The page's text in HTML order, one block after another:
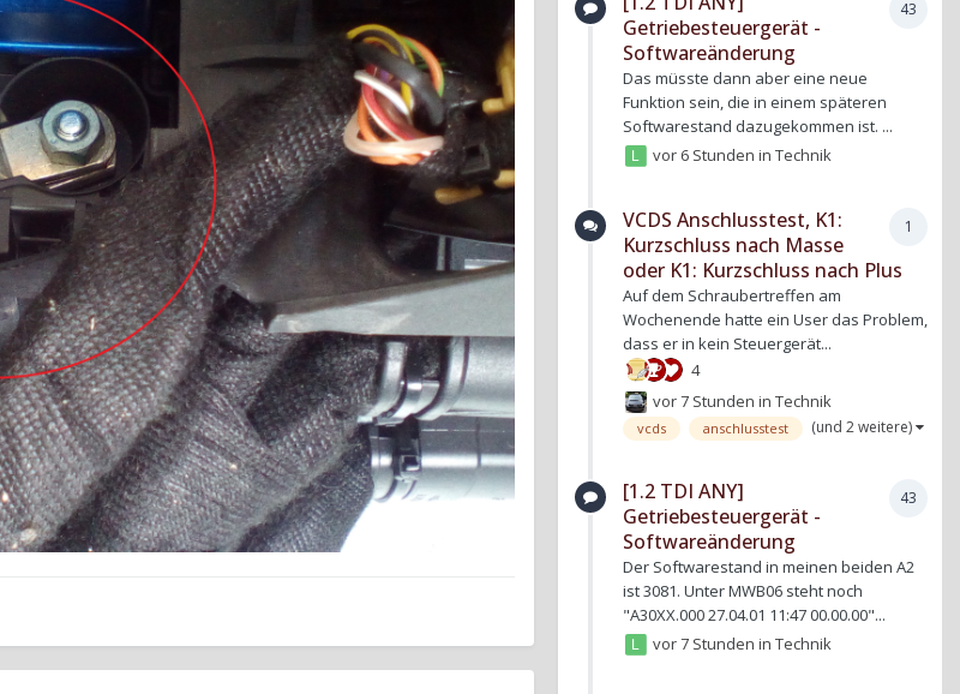
43
Getriebesteuergerät -
Softwareänderung
Das müsste dann aber eine neue
Funktion sein, die in einem späteren
Softwarestand dazugekommen ist. ...
vor 6 Stunden inTechnik
1
VCDS Anschlusstest, K1:
Kurzschluss nach Masse
oder K1: Kurzschluss nach Plus
Auf dem Schraubertreffen am
Wochenende hatte ein User das Problem,
dass er in kein Steuergerät...
4
vor 7 Stunden inTechnik
vcds anschlusstest (und 2 weitere)
43
[1.2 TDI ANY]
Getriebesteuergerät -
Softwareänderung
Der Softwarestand in meinen beiden A2
ist 3081. Unter MWB06 steht noch
"A30XX.000 27.04.01 11:47 00.00.00"...
vor 7 Stunden inTechnik